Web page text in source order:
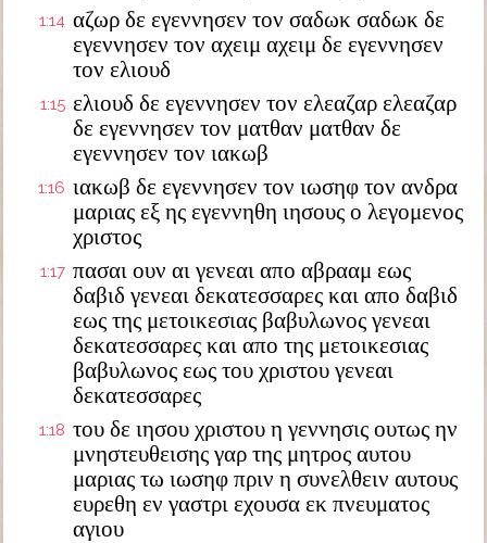
1:14 αζωρ δε εγεννησεν τον σαδωκ σαδωκ δε
εγεννησεν τον αχειμ αχειμ δε εγεννησεν
τον ελιουδ
1:15 ελιουδ δε εγεννησεν τον ελεαζαρ ελεαζαρ
δε εγεννησεν τον ματθαν ματθαν δε
εγεννησεν τον ιακωβ
1:16 ιακωβ δε εγεννησεν τον ιωσηφ τον ανδρα
μαριας εξ ης εγεννηθη ιησους ο λεγομενος
χριστος
1:17 πασαι ουν αι γενεαι απο αβρααμ εως
δαβιδ γενεαι δεκατεσσαρες και απο δαβιδ
εως της μετοικεσιας βαβυλωνος γενεαι
δεκατεσσαρες και απο της μετοικεσιας
βαβυλωνος εως του χριστου γενεαι
δεκατεσσαρες
1:18 του δε ιησου χριστου η γεννησις ουτως ην
μνηστευθεισης γαρ της μητρος αυτου
μαριας τω ιωσηφ πριν η συνελθειν αυτους
ευρεθη εν γαστρι εχουσα εκ πνευματος
αγιου